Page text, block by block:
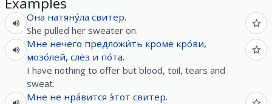
Она натяну́ла свитер.
She pulled her sweater on.
Мне нечего предложи́ть кроме кро́ви,
мозо́лей, слёз и по́та.
I have nothing to offer but blood, toil, tears and
sweat.
Мне не нра́вится э́тот свитер.